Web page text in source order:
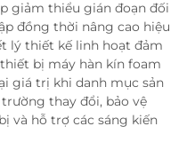
giảm thiểu gián đoạn đối
đồng thời nâng cao hiệu
lý thiết kế linh hoạt đảm
bị máy hàn kín foam
giá trị khi danh mục sản
thay đổi, bảo vệ
và hỗ trợ các sáng kiến